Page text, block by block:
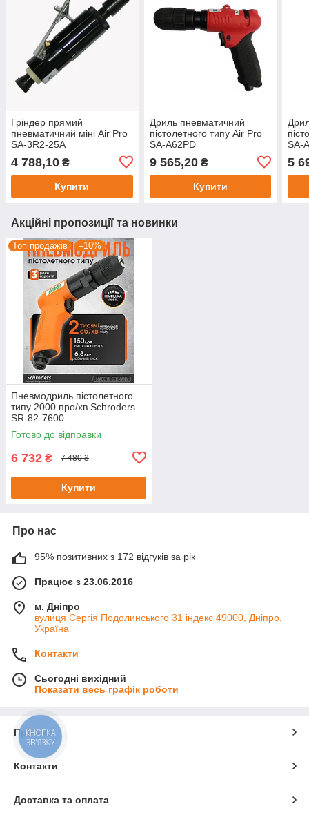
Гріндер прямий
пневматичний міні Air Pro
SA-3R2-25A
4 788,10 ₴
Купити
Дриль пневматичний
пістолетного типу Air Pro
SA-A62PD
9 565,20₴
Купити
SA-
5
Акційні пропозиції та новинки
Топ продажів –10%
Пневмодриль пістолетного
типу 2000 про/хв Schroders
SR-82-7600
Готово до відправки
6 732 ₴ 7 480 ₴
Купити
Про нас
95% позитивних з 172 відгуків за рік
Працює з 23.06.2016
м. Дніпро
вулиця Сергія Подолинського 31 індекс 49000, Дніпро,
Україна
Контакти
Сьогодні вихідний
Показати весь графік роботи
Про нас
Контакти
Доставка та оплата
КНОПКА
ЗВ'ЯЗКУ